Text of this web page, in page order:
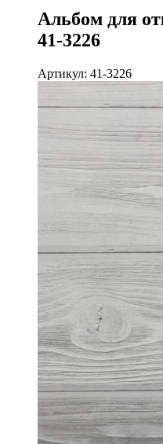
Альбом для
41-3226
Артикул: 41-3226